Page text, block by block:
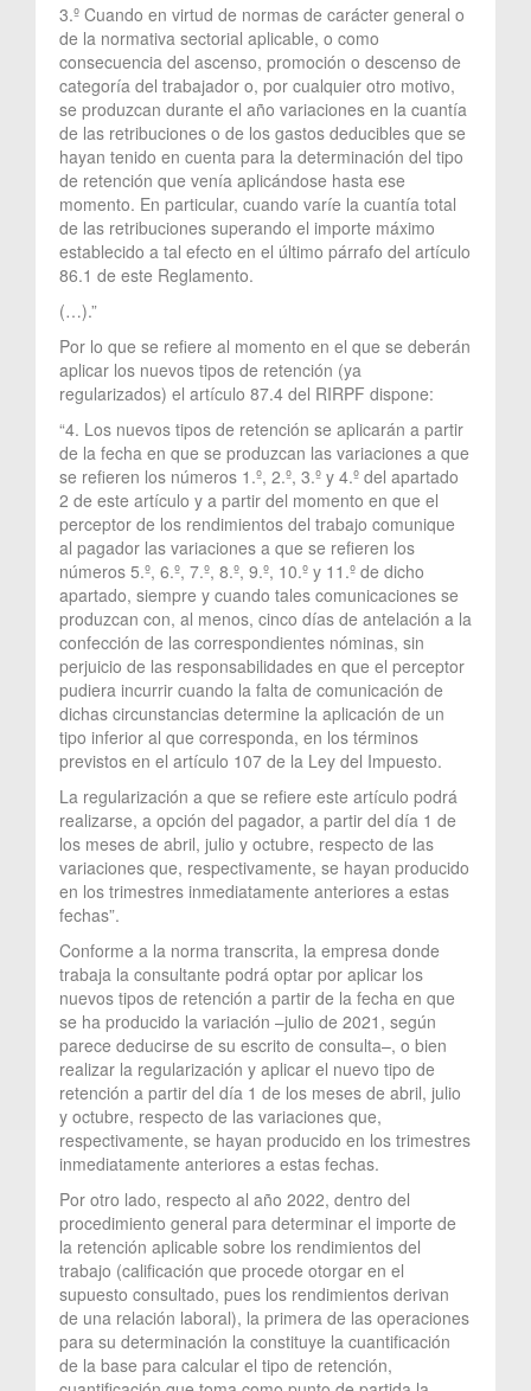
3.º Cuando en virtud de normas de carácter general o
de la normativa sectorial aplicable, o como
consecuencia del ascenso, promoción o descenso de
categoría del trabajador o, por cualquier otro motivo,
se produzcan durante el año variaciones en la cuantía
de las retribuciones o de los gastos deducibles que se
hayan tenido en cuenta para la determinación del tipo
de retención que venía aplicándose hasta ese
momento. En particular, cuando varíe la cuantía total
de las retribuciones superando el importe máximo
establecido a tal efecto en el último párrafo del artículo
86.1 de este Reglamento.
(…).”
Por lo que se refiere al momento en el que se deberán
aplicar los nuevos tipos de retención (ya
regularizados) el artículo 87.4 del RIRPF dispone:
“4. Los nuevos tipos de retención se aplicarán a partir
de la fecha en que se produzcan las variaciones a que
se refieren los números 1.º, 2.º, 3.º y 4.º del apartado
2 de este artículo y a partir del momento en que el
perceptor de los rendimientos del trabajo comunique
al pagador las variaciones a que se refieren los
números 5.º, 6.º, 7.º, 8.º, 9.º, 10.º y 11.º de dicho
apartado, siempre y cuando tales comunicaciones se
produzcan con, al menos, cinco días de antelación a la
confección de las correspondientes nóminas, sin
perjuicio de las responsabilidades en que el perceptor
pudiera incurrir cuando la falta de comunicación de
dichas circunstancias determine la aplicación de un
tipo inferior al que corresponda, en los términos
previstos en el artículo 107 de la Ley del Impuesto.
La regularización a que se refiere este artículo podrá
realizarse, a opción del pagador, a partir del día 1 de
los meses de abril, julio y octubre, respecto de las
variaciones que, respectivamente, se hayan producido
en los trimestres inmediatamente anteriores a estas
fechas”.
Conforme a la norma transcrita, la empresa donde
trabaja la consultante podrá optar por aplicar los
nuevos tipos de retención a partir de la fecha en que
se ha producido la variación –julio de 2021, según
parece deducirse de su escrito de consulta–, o bien
realizar la regularización y aplicar el nuevo tipo de
retención a partir del día 1 de los meses de abril, julio
y octubre, respecto de las variaciones que,
respectivamente, se hayan producido en los trimestres
inmediatamente anteriores a estas fechas.
Por otro lado, respecto al año 2022, dentro del
procedimiento general para determinar el importe de
la retención aplicable sobre los rendimientos del
trabajo (calificación que procede otorgar en el
supuesto consultado, pues los rendimientos derivan
de una relación laboral), la primera de las operaciones
para su determinación la constituye la cuantificación
de la base para calcular el tipo de retención,